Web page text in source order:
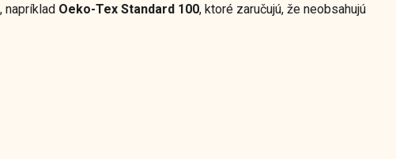
, napríklad Oeko-Tex Standard 100, ktoré zaručujú, že neobsahujú